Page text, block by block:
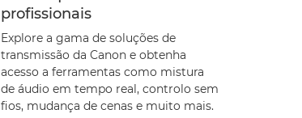
profissionais
Explore a gama de soluções de
transmissão da Canon e obtenha
acesso a ferramentas como mistura
de áudio em tempo real, controlo sem
fios, mudança de cenas e muito mais.